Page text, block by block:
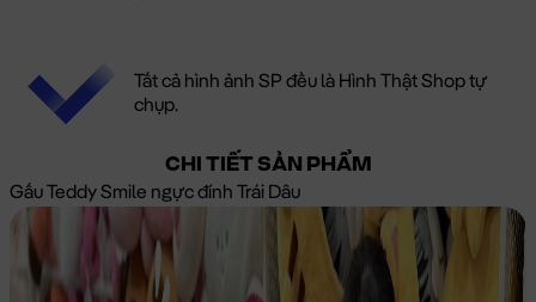
Tất cả hình ảnh SP đều là Hình Thật Shop tự
chụp.
CHI TIẾT SẢN PHẨM
Gấu Teddy Smile ngực đính Trái Dâu